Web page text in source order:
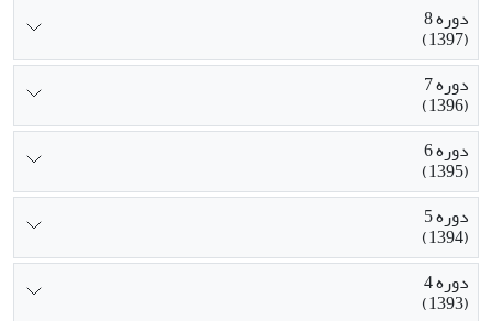
دوره 8
(1397)
دوره 7
(1396)
دوره 6
(1395)
دوره 5
(1394)
دوره 4
(1393)